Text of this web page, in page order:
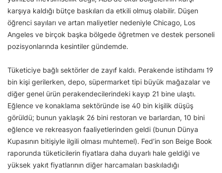
karşıya kaldığı bütçe baskıları da etkili olmuş olabilir. Düşen
öğrenci sayıları ve artan maliyetler nedeniyle Chicago, Los
Angeles ve birçok başka bölgede öğretmen ve destek personeli
pozisyonlarında kesintiler gündemde.
Tüketiciye bağlı sektörler de zayıf kaldı. Perakende istihdamı 19
bin kişi gerilerken, depo, süpermarket tipi büyük mağazalar ve
diğer genel ürün perakendecilerindeki kayıp 21 bine ulaştı.
Eğlence ve konaklama sektöründe ise 40 bin kişilik düşüş
görüldü; bunun yaklaşık 26 bini restoran ve barlardan, 10 bini
eğlence ve rekreasyon faaliyetlerinden geldi (bunun Dünya
Kupasının bitişiyle ilgili olması muhtemel). Fed’in son Beige Book
raporunda tüketicilerin fiyatlara daha duyarlı hale geldiği ve
yüksek yakıt fiyatlarının diğer harcamaları baskıladığı